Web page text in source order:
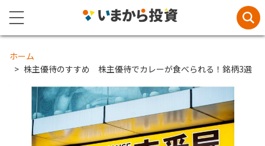
ホーム
株主優待のすすめ 株主優待でカレーが食べられる！銘柄3選